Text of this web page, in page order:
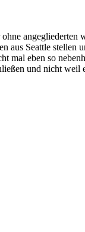
aus Seattle
mal eben so
und nicht